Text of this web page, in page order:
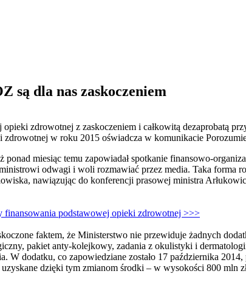
są dla nas zaskoczeniem
zdrowotnej z zaskoczeniem i całkowitą dezaprobatą
zdrowotnej w roku 2015 oświadcza w komunikacie
ponad miesiąc temu zapowiadał spotkanie finansowo-
odwagi i woli rozmawiać przez media. Taka forma
nawiązując do konferencji prasowej ministra
finansowania podstawowej opieki zdrowotnej >>>
faktem, że Ministerstwo nie przewiduje żadnych
pakiet anty-kolejkowy, zadania z okulistyki i
W dodatku, co zapowiedziane zostało 17 października
dzięki tym zmianom środki – w wysokości 800 mln